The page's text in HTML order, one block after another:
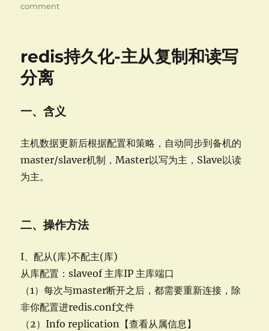
commenton
概
redis持久化-主从复制和读写
分离
一、含义
主机数据更新后根据配置和策略，自动同步到备机的
master/slaver机制，Master以写为主，Slave以读
为主。
二、操作方法
I、配从(库)不配主(库)
从库配置：slaveof 主库IP 主库端口
（1）每次与master断开之后，都需要重新连接，除
非你配置进redis.conf文件
（2）Info replication【查看从属信息】